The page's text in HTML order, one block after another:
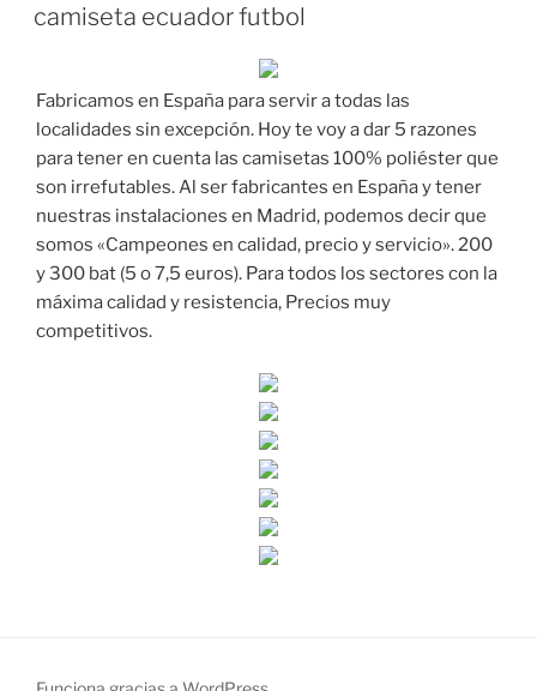
camiseta ecuador futbol
Fabricamos en España para servir a todas las
localidades sin excepción. Hoy te voy a dar 5 razones
para tener en cuenta las camisetas 100% poliéster que
son irrefutables. Al ser fabricantes en España y tener
nuestras instalaciones en Madrid, podemos decir que
somos «Campeones en calidad, precio y servicio». 200
y 300 bat (5 o 7,5 euros). Para todos los sectores con la
máxima calidad y resistencia, Precios muy
competitivos.